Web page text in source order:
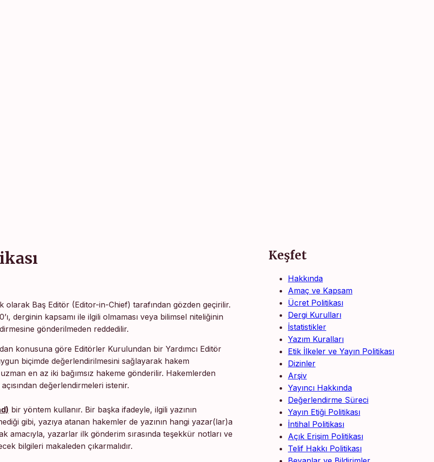
olarak Baş Editör (Editor-in-Chief) tarafından gözden geçirilir.
derginin kapsamı ile ilgili olmaması veya bilimsel niteliğinin
gönderilmeden reddedilir.
konusuna göre Editörler Kurulundan bir Yardımcı Editör
biçimde değerlendirilmesini sağlayarak hakem
en az iki bağımsız hakeme gönderilir. Hakemlerden
değerlendirmeleri istenir.
bir yöntem kullanır. Bir başka ifadeyle, ilgili yazının
gibi, yazıya atanan hakemler de yazının hangi yazar(lar)a
yazarlar ilk gönderim sırasında teşekkür notları ve
bilgileri makaleden çıkarmalıdır.
Keşfet
Hakkında
Amaç ve Kapsam
Ücret Politikası
Dergi Kurulları
İstatistikler
Yazım Kuralları
Etik İlkeler ve Yayın Politikası
Dizinler
Arşiv
Yayıncı Hakkında
Değerlendirme Süreci
Yayın Etiği Politikası
İntihal Politikası
Açık Erişim Politikası
Telif Hakkı Politikası